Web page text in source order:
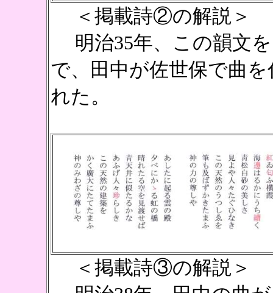
＜掲載詩②の解説＞
明治35年、この韻文
で、田中が佐世保で曲
れた。
＜掲載詩③の解説＞